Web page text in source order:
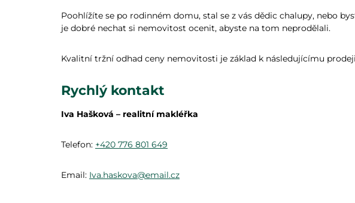
Poohlížíte se po rodinném domu, stal se z vás dědic chalupy, nebo
je dobré nechat si nemovitost ocenit, abyste na tom neprodělali.
Kvalitní tržní odhad ceny nemovitosti je základ k následujícímu
Rychlý kontakt
Iva Hašková – realitní makléřka
Telefon: +420 776 801 649
Email: Iva.haskova@email.cz